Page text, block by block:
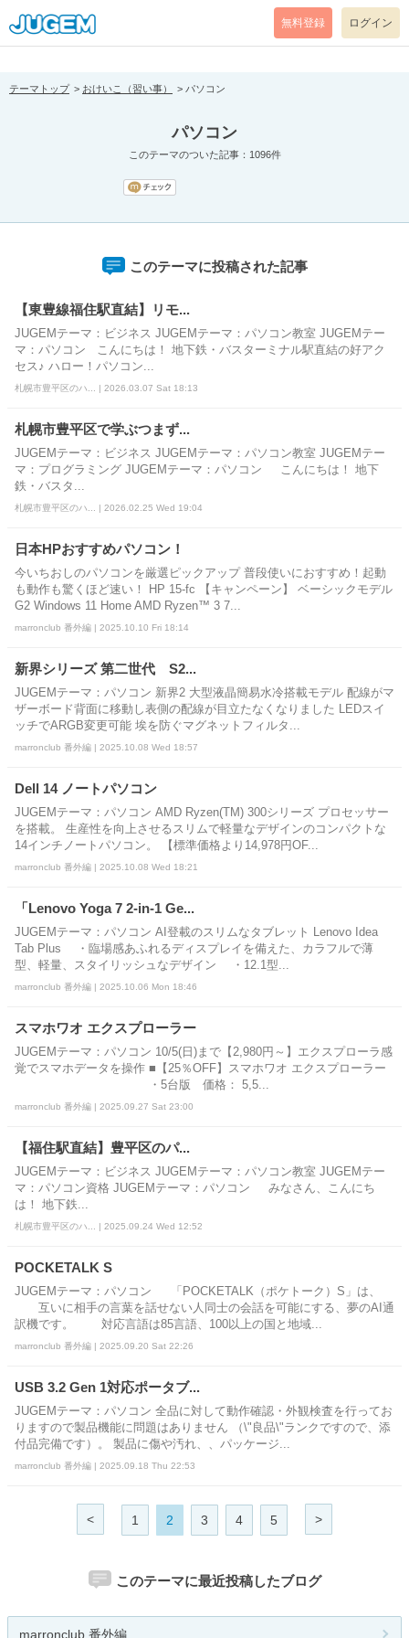
[pear_error: message="Success" code=0 mode=return level=notice
prefix="" info=""]
無料登録 ログイン
テーマトップ おけいこ（習い事） パソコン
パソコン
このテーマのついた記事：1096件
このテーマに投稿された記事
【東豊線福住駅直結】リモ...
JUGEMテーマ：ビジネス JUGEMテーマ：パソコン教室 JUGEMテー
マ：パソコン こんにちは！ 地下鉄・バスターミナル駅直結の好アク
セス♪ ハロー！パソコン...
札幌市豊平区のハ... | 2026.03.07 Sat 18:13
札幌市豊平区で学ぶつまず...
JUGEMテーマ：ビジネス JUGEMテーマ：パソコン教室 JUGEMテー
マ：プログラミング JUGEMテーマ：パソコン こんにちは！ 地下
鉄・バスタ...
札幌市豊平区のハ... | 2026.02.25 Wed 19:04
日本HPおすすめパソコン！
今いちおしのパソコンを厳選ピックアップ 普段使いにおすすめ！起動
も動作も驚くほど速い！ HP 15-fc 【キャンペーン】 ベーシックモデル
G2 Windows 11 Home AMD Ryzen™ 3 7...
marronclub 番外編 | 2025.10.10 Fri 18:14
新界シリーズ 第二世代 S2...
JUGEMテーマ：パソコン 新界2 大型液晶簡易水冷搭載モデル 配線がマ
ザーボード背面に移動し表側の配線が目立たなくなりました LEDスイ
ッチでARGB変更可能 埃を防ぐマグネットフィルタ...
marronclub 番外編 | 2025.10.08 Wed 18:57
Dell 14 ノートパソコン
JUGEMテーマ：パソコン AMD Ryzen(TM) 300シリーズ プロセッサー
を搭載。 生産性を向上させるスリムで軽量なデザインのコンパクトな
14インチノートパソコン。 【標準価格より14,978円OF...
marronclub 番外編 | 2025.10.08 Wed 18:21
「Lenovo Yoga 7 2-in-1 Ge...
JUGEMテーマ：パソコン AI登載のスリムなタブレット Lenovo Idea
Tab Plus ・臨場感あふれるディスプレイを備えた、カラフルで薄
型、軽量、スタイリッシュなデザイン ・12.1型...
marronclub 番外編 | 2025.10.06 Mon 18:46
スマホワオ エクスプローラー
JUGEMテーマ：パソコン 10/5(日)まで【2,980円～】エクスプローラ感
覚でスマホデータを操作 ■【25％OFF】スマホワオ エクスプローラー
・5台版 価格： 5,5...
marronclub 番外編 | 2025.09.27 Sat 23:00
【福住駅直結】豊平区のパ...
JUGEMテーマ：ビジネス JUGEMテーマ：パソコン教室 JUGEMテー
マ：パソコン資格 JUGEMテーマ：パソコン みなさん、こんにち
は！ 地下鉄...
札幌市豊平区のハ... | 2025.09.24 Wed 12:52
POCKETALK S
JUGEMテーマ：パソコン 「POCKETALK（ポケトーク）S」は、
互いに相手の言葉を話せない人同士の会話を可能にする、夢のAI通
訳機です。 対応言語は85言語、100以上の国と地域...
marronclub 番外編 | 2025.09.20 Sat 22:26
USB 3.2 Gen 1対応ポータブ...
JUGEMテーマ：パソコン 全品に対して動作確認・外観検査を行ってお
りますので製品機能に問題はありません （\"良品\"ランクですので、添
付品完備です）。 製品に傷や汚れ、、パッケージ...
marronclub 番外編 | 2025.09.18 Thu 22:53
< 1 2 3 4 5 >
このテーマに最近投稿したブログ
marronclub 番外編